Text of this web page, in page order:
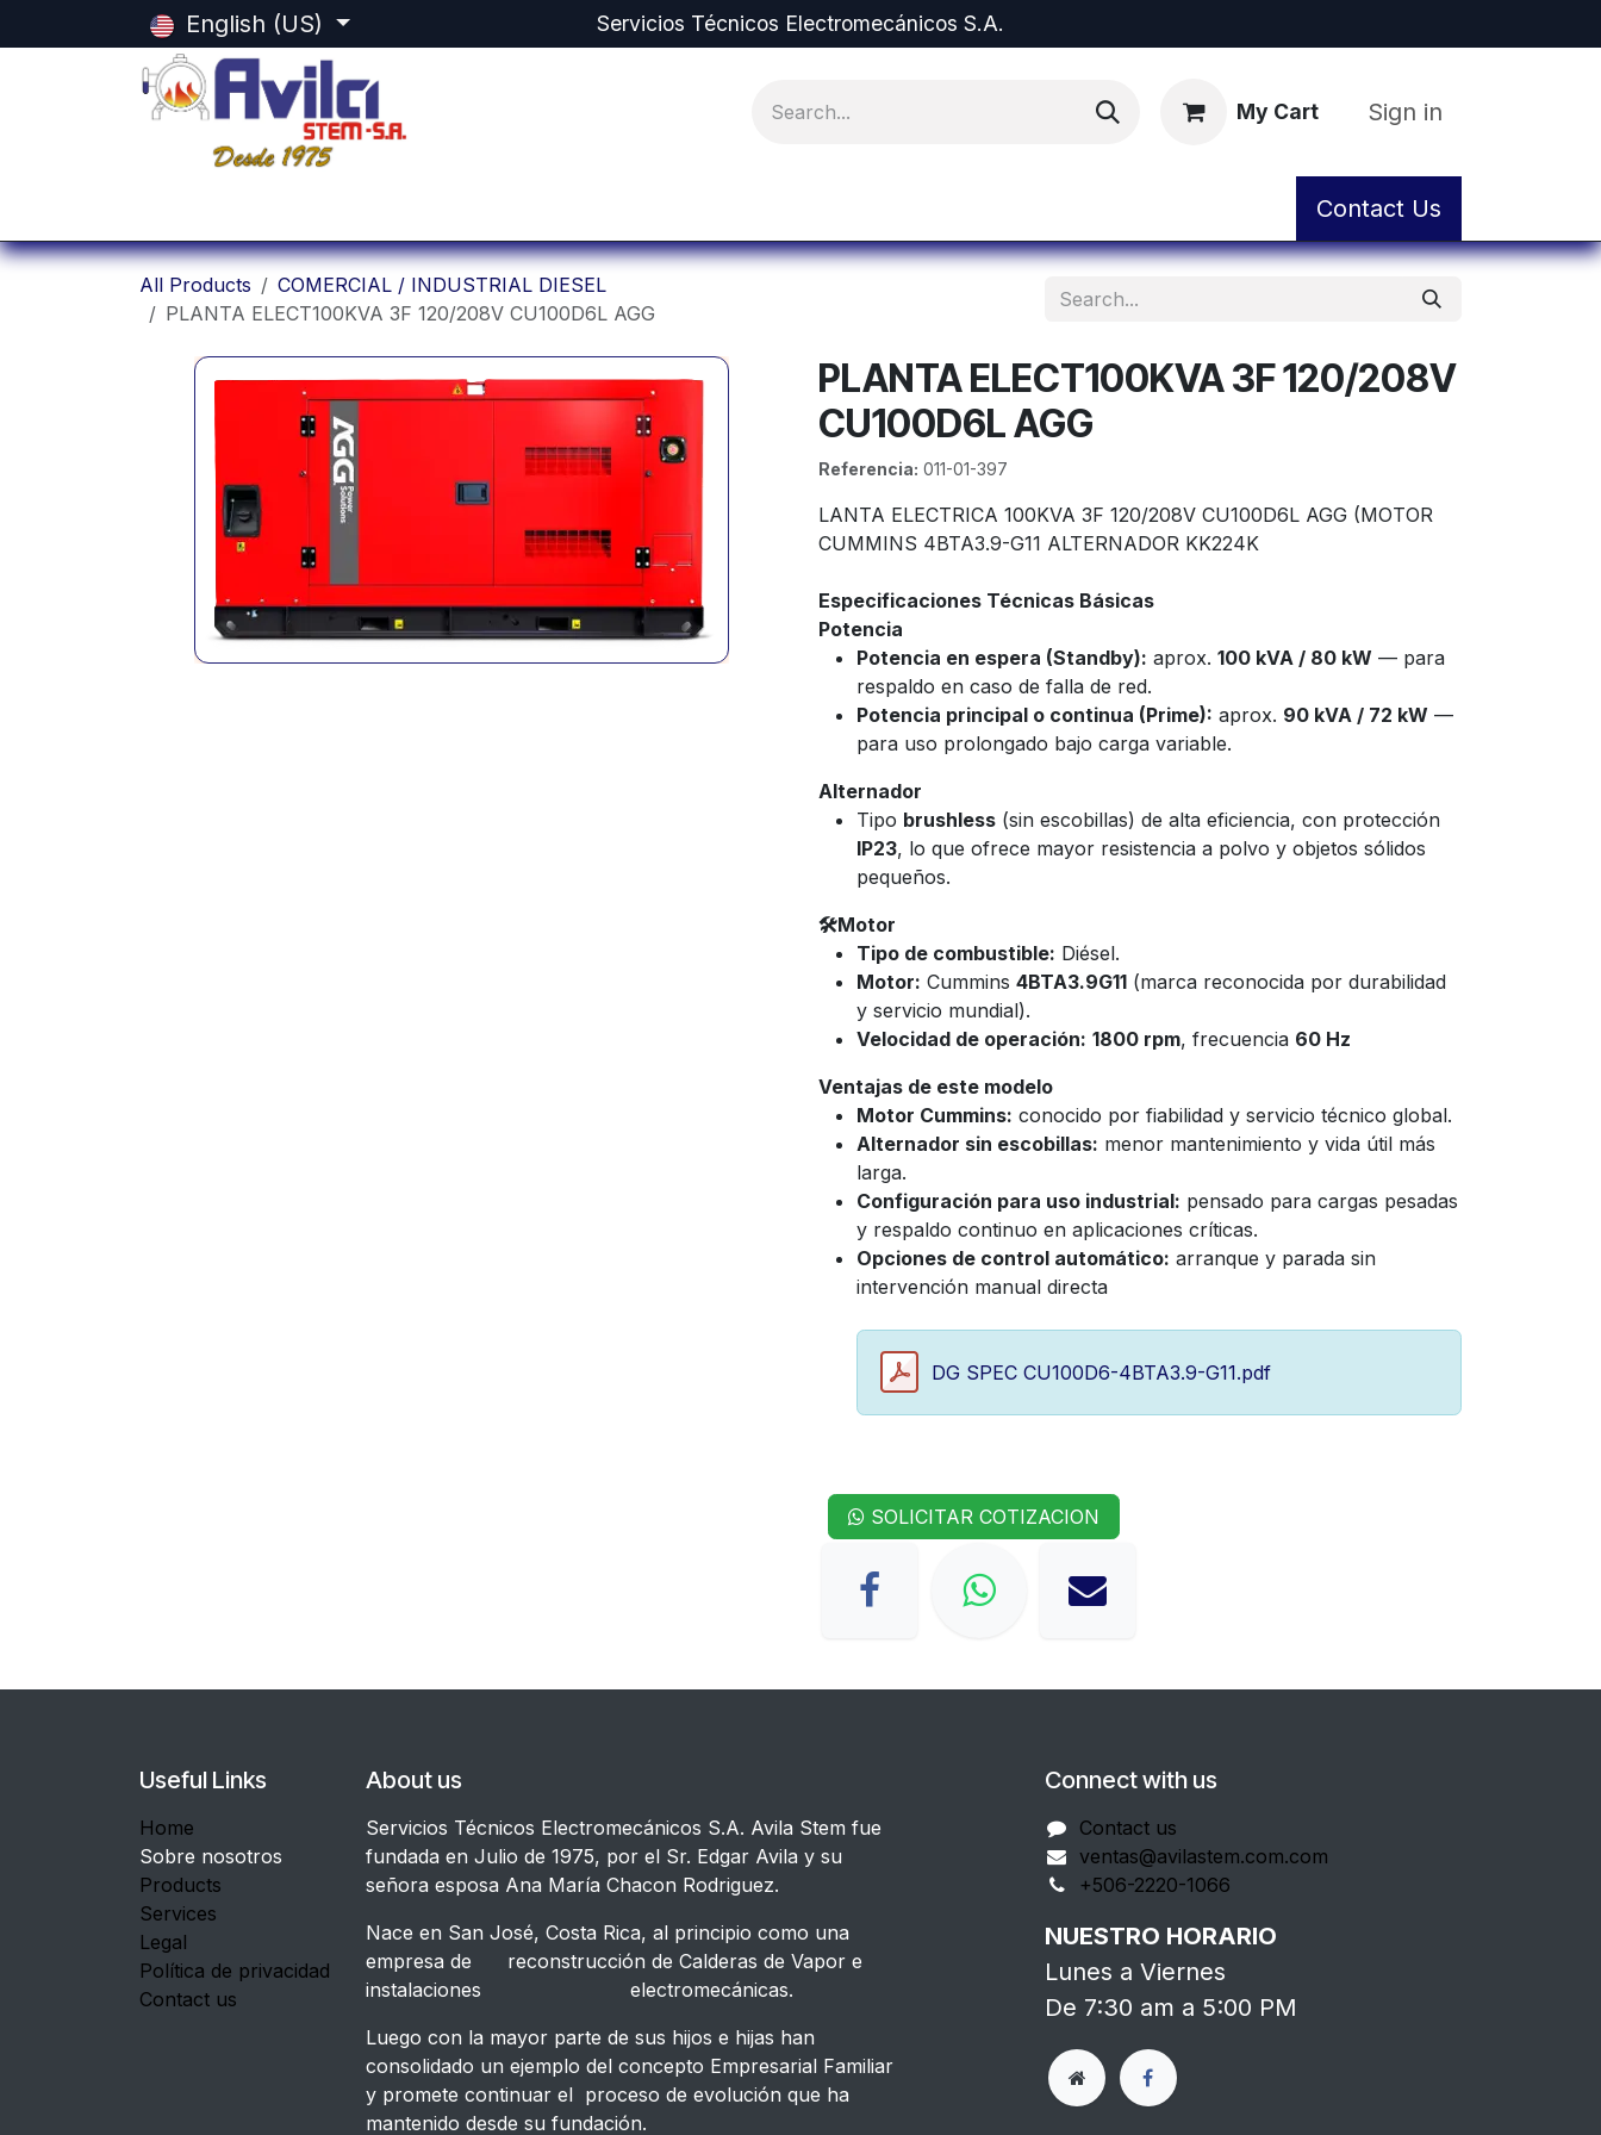
English (US) Servicios Técnicos Electromecánicos S.A.
My Cart Sign in
Workshop and Maintenance Service
Contact Us
All Products
COMERCIAL / INDUSTRIAL DIESEL
PLANTA ELECT100KVA 3F 120/208V CU100D6L AGG
PLANTA ELECT100KVA 3F 120/208V
CU100D6L AGG
Referencia: 011-01-397
LANTA ELECTRICA 100KVA 3F 120/208V CU100D6L AGG (MOTOR
CUMMINS 4BTA3.9-G11 ALTERNADOR KK224K
Especificaciones Técnicas Básicas
Potencia
Potencia en espera (Standby): aprox. 100 kVA / 80 kW — para
respaldo en caso de falla de red.
Potencia principal o continua (Prime): aprox. 90 kVA / 72 kW —
para uso prolongado bajo carga variable.
Alternador
Tipo brushless (sin escobillas) de alta eficiencia, con protección
IP23, lo que ofrece mayor resistencia a polvo y objetos sólidos
pequeños.
🛠Motor
Tipo de combustible: Diésel.
Motor: Cummins 4BTA3.9G11 (marca reconocida por durabilidad
y servicio mundial).
Velocidad de operación: 1800 rpm, frecuencia 60 Hz
Ventajas de este modelo
Motor Cummins: conocido por fiabilidad y servicio técnico global.
Alternador sin escobillas: menor mantenimiento y vida útil más
larga.
Configuración para uso industrial: pensado para cargas pesadas
y respaldo continuo en aplicaciones críticas.
Opciones de control automático: arranque y parada sin
intervención manual directa
DG SPEC CU100D6-4BTA3.9-G11.pdf
SOLICITAR COTIZACION
Useful Links
Home
Sobre nosotros
Products
Services
Legal
Política de privacidad
Contact us
About us
Servicios Técnicos Electromecánicos S.A. Avila Stem fue
fundada en Julio de 1975, por el Sr. Edgar Avila y su
señora esposa Ana María Chacon Rodriguez.
Nace en San José, Costa Rica, al principio como una
empresa de reconstrucción de Calderas de Vapor e
instalaciones electromecánicas.
Luego con la mayor parte de sus hijos e hijas han
consolidado un ejemplo del concepto Empresarial Familiar
y promete continuar el proceso de evolución que ha
mantenido desde su fundación.
Connect with us
Contact us
ventas@avilastem.com.com
+506-2220-1066
NUESTRO HORARIO
Lunes a Viernes
De 7:30 am a 5:00 PM